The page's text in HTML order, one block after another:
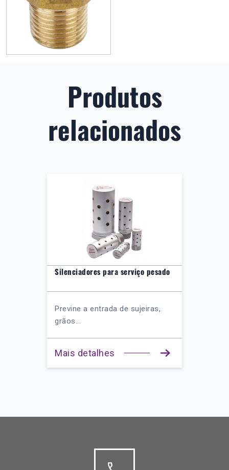
Produtos
relacionados
Silenciadores para serviço pesado
Previne a entrada de sujeiras,
grãos...
Mais detalhes